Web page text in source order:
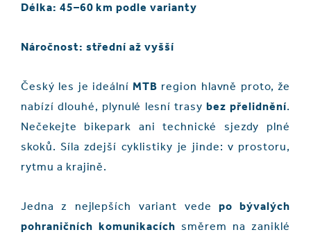
Délka: 45–60 km podle varianty
Náročnost: střední až vyšší
Český les je ideálníMTB region hlavně proto, že
nabízí dlouhé, plynulé lesní trasybez přelidnění.
Nečekejte bikepark ani technické sjezdy plné
skoků. Síla zdejší cyklistiky je jinde: v prostoru,
rytmu a krajině.
Jedna z nejlepších variant vede po bývalých
pohraničních komunikacích směrem na zaniklé